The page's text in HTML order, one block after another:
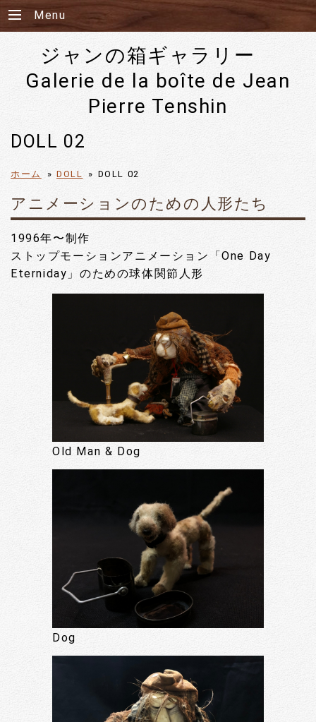
Menu
ジャンの箱ギャラリー
Galerie de la boîte de Jean
Pierre Tenshin
DOLL 02
ホーム » DOLL » DOLL 02
アニメーションのための人形たち
1996年〜制作
ストップモーションアニメーション「One Day
Eterniday」のための球体関節人形
Old Man & Dog
Dog